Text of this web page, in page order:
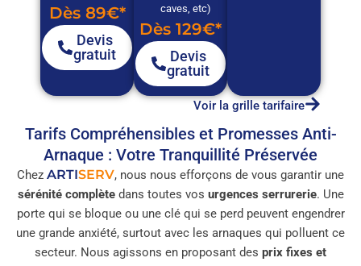
Dès 89€*
Devis
gratuit
caves, etc)
Dès 129€*
Devis
gratuit
Voir la grille tarifaire
Tarifs Compréhensibles et Promesses Anti-
Arnaque : Votre Tranquillité Préservée
Chez ARTISERV, nous nous efforçons de vous garantir une
sérénité complètedans toutes vos urgences serrurerie. Une
porte qui se bloque ou une clé qui se perd peuvent engendrer
une grande anxiété, surtout avec les arnaques qui polluent ce
secteur. Nous agissons en proposant des prix fixes et